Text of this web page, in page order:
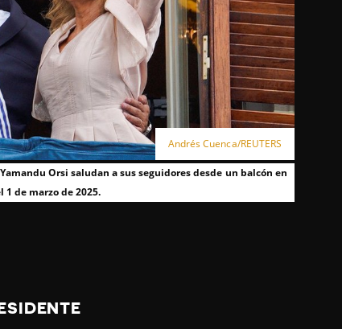
Andrés Cuenca/REUTERS
Orsi saludan a sus seguidores desde un balcón en
1 de marzo de 2025.